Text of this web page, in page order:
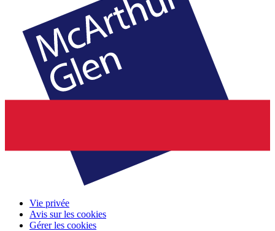
Vie privée
Avis sur les cookies
Gérer les cookies